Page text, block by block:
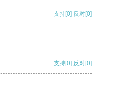
支持[0] 反对[0]
支持[0] 反对[0]